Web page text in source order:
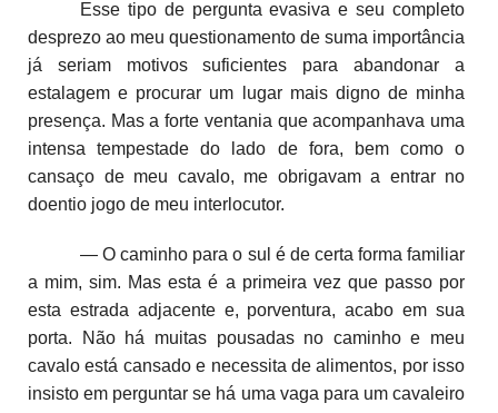
Esse tipo de pergunta evasiva e seu completo
desprezo ao meu questionamento de suma importância
já seriam motivos suficientes para abandonar a
estalagem e procurar um lugar mais digno de minha
presença. Mas a forte ventania que acompanhava uma
intensa tempestade do lado de fora, bem como o
cansaço de meu cavalo, me obrigavam a entrar no
doentio jogo de meu interlocutor.
— O caminho para o sul é de certa forma familiar
a mim, sim. Mas esta é a primeira vez que passo por
esta estrada adjacente e, porventura, acabo em sua
porta. Não há muitas pousadas no caminho e meu
cavalo está cansado e necessita de alimentos, por isso
insisto em perguntar se há uma vaga para um cavaleiro